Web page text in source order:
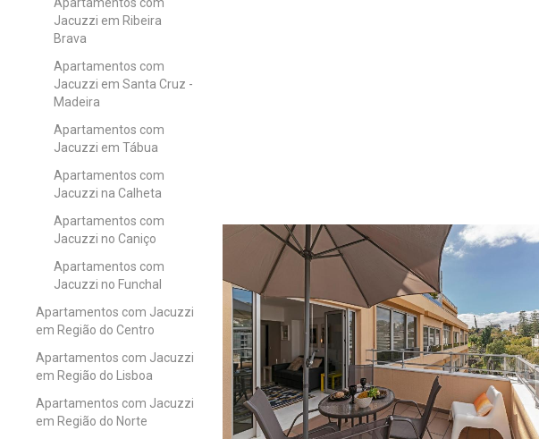
Jacuzzi em Ribeira
Brava
Apartamentos com
Jacuzzi em Santa Cruz -
Madeira
Apartamentos com
Jacuzzi em Tábua
Apartamentos com
Jacuzzi na Calheta
Apartamentos com
Jacuzzi no Caniço
Apartamentos com
Jacuzzi no Funchal
Apartamentos com Jacuzzi
em Região do Centro
Apartamentos com Jacuzzi
em Região do Lisboa
Apartamentos com Jacuzzi
em Região do Norte